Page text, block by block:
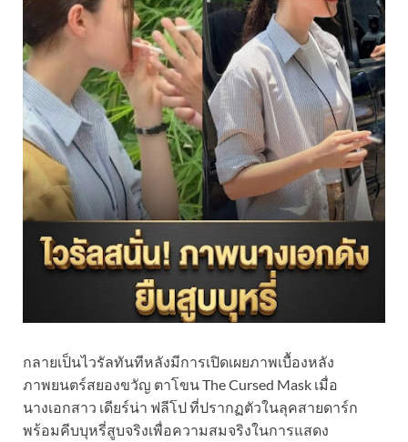
กลายเป็นไวรัลทันทีหลังมีการเปิดเผยภาพเบื้องหลัง
ภาพยนตร์สยองขวัญ ตาโขน The Cursed Mask เมื่อ
นางเอกสาว เดียร์น่า ฟลีโป ที่ปรากฏตัวในลุคสายดาร์ก
พร้อมคีบบุหรี่สูบจริงเพื่อความสมจริงในการแสดง